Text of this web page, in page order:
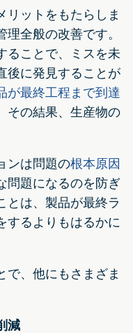
リットをもたらしま
全般の改善です。
ることで、ミスを未
後に発見することが
が最終工程まで到達
その結果、生産物の
ンは問題の根本原因
問題になるのを防ぎ
とは、製品が最終ラ
するよりもはるかに
で、他にもさまざま
減